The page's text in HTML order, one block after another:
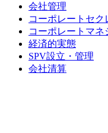
会社管理
コーポレートセク
コーポレートマネ
経済的実態
SPV設立・管理
会社清算